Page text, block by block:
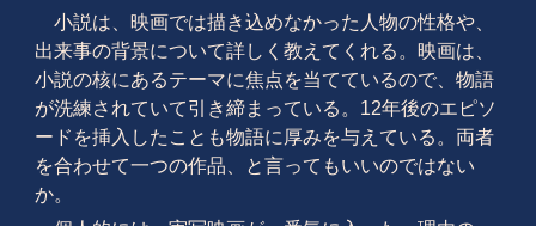
小説は、映画では描き込めなかった人物の性格や、
出来事の背景について詳しく教えてくれる。映画は、
小説の核にあるテーマに焦点を当てているので、物語
が洗練されていて引き締まっている。12年後のエピソ
ードを挿入したことも物語に厚みを与えている。両者
を合わせて一つの作品、と言ってもいいのではない
か。